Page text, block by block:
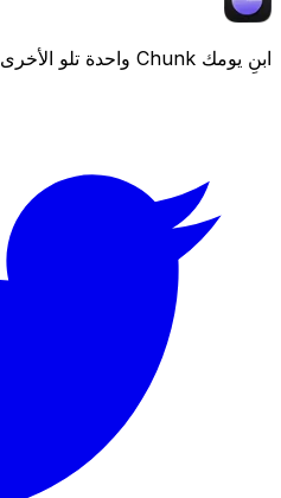
ابنِ يومك Chunk واحدة تلو